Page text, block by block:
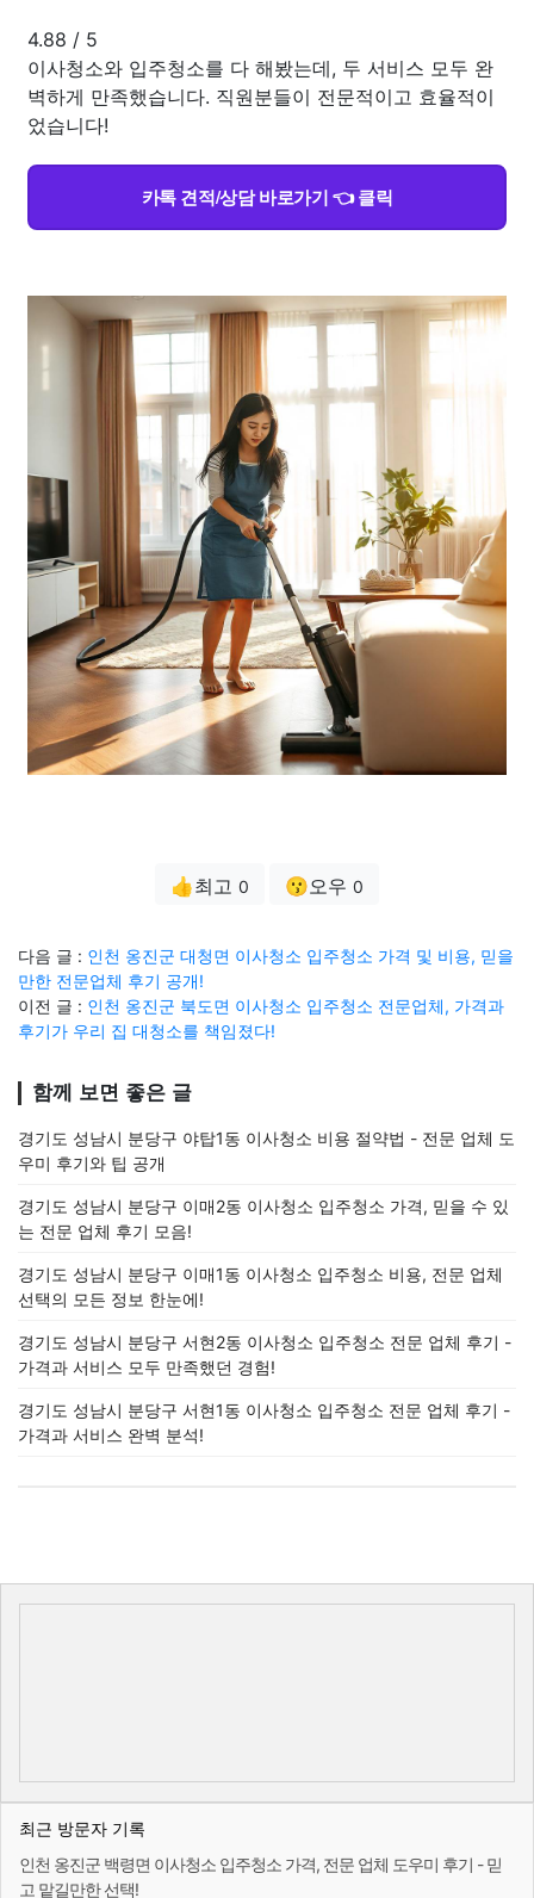
4.88 / 5
이사청소와 입주청소를 다 해봤는데, 두 서비스 모두 완
벽하게 만족했습니다. 직원분들이 전문적이고 효율적이
었습니다!
카톡 견적/상담 바로가기 👈 클릭
👍최고 0 😗오우 0
다음 글 : 인천 옹진군 대청면 이사청소 입주청소 가격 및 비용, 믿을
만한 전문업체 후기 공개!
이전 글 : 인천 옹진군 북도면 이사청소 입주청소 전문업체, 가격과
후기가 우리 집 대청소를 책임졌다!
함께 보면 좋은 글
경기도 성남시 분당구 야탑1동 이사청소 비용 절약법 - 전문 업체 도
우미 후기와 팁 공개
경기도 성남시 분당구 이매2동 이사청소 입주청소 가격, 믿을 수 있
는 전문 업체 후기 모음!
경기도 성남시 분당구 이매1동 이사청소 입주청소 비용, 전문 업체
선택의 모든 정보 한눈에!
경기도 성남시 분당구 서현2동 이사청소 입주청소 전문 업체 후기 -
가격과 서비스 모두 만족했던 경험!
경기도 성남시 분당구 서현1동 이사청소 입주청소 전문 업체 후기 -
가격과 서비스 완벽 분석!
최근 방문자 기록
인천 옹진군 백령면 이사청소 입주청소 가격, 전문 업체 도우미 후기 - 믿
고 맡길만한 선택!